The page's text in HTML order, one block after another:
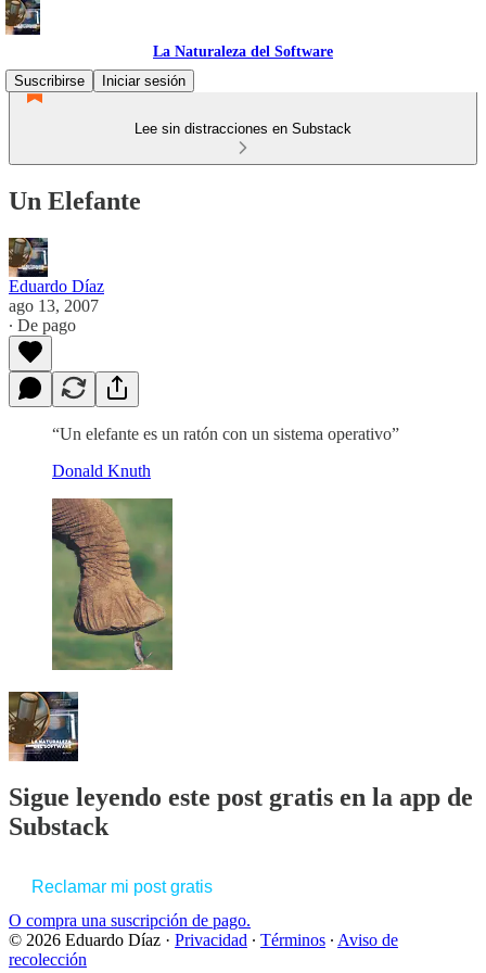
La Naturaleza del Software
Suscribirse
Iniciar sesión
Lee sin distracciones en Substack
Un Elefante
Eduardo Díaz
ago 13, 2007
∙ De pago
“Un elefante es un ratón con un sistema operativo”
Donald Knuth
Sigue leyendo este post gratis en la app de
Substack
Reclamar mi post gratis
O compra una suscripción de pago.
© 2026 Eduardo Díaz · Privacidad ∙ Términos ∙ Aviso de
recolección